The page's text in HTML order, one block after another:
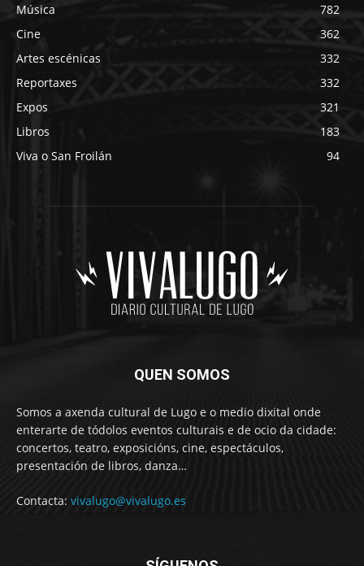
Música
782
Cine
362
Artes escénicas
332
Reportaxes
332
Expos
321
Libros
183
Viva o San Froilán
94
QUEN SOMOS
Somos a axenda cultural de Lugo e o medio dixital onde
enterarte de tódolos eventos culturais e de ocio da cidade:
concertos, teatro, exposicións, cine, espectáculos,
presentación de libros, danza…
Contacta: vivalugo@vivalugo.es